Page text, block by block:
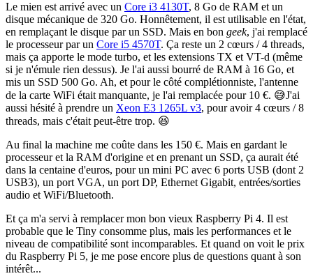
Le mien est arrivé avec un Core i3 4130T, 8 Go de RAM et un
disque mécanique de 320 Go. Honnêtement, il est utilisable en l'état,
en remplaçant le disque par un SSD. Mais en bon geek, j'ai remplacé
le processeur par un Core i5 4570T. Ça reste un 2 cœurs / 4 threads,
mais ça apporte le mode turbo, et les extensions TX et VT-d (même
si je n'émule rien dessus). Je l'ai aussi bourré de RAM à 16 Go, et
mis un SSD 500 Go. Ah, et pour le côté complétionniste, l'antenne
de la carte WiFi était manquante, je l'ai remplacée pour 10 €. 😅J'ai
aussi hésité à prendre un Xeon E3 1265L v3, pour avoir 4 cœurs / 8
threads, mais c'était peut-être trop. 😆
Au final la machine me coûte dans les 150 €. Mais en gardant le
processeur et la RAM d'origine et en prenant un SSD, ça aurait été
dans la centaine d'euros, pour un mini PC avec 6 ports USB (dont 2
USB3), un port VGA, un port DP, Ethernet Gigabit, entrées/sorties
audio et WiFi/Bluetooth.
Et ça m'a servi à remplacer mon bon vieux Raspberry Pi 4. Il est
probable que le Tiny consomme plus, mais les performances et le
niveau de compatibilité sont incomparables. Et quand on voit le prix
du Raspberry Pi 5, je me pose encore plus de questions quant à son
intérêt...